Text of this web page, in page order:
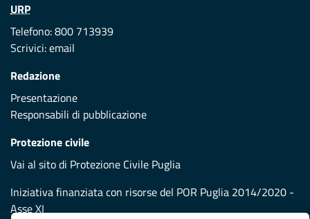
URP
Telefono: 800 713939
Scrivici:email
Redazione
Presentazione
Responsabili di pubblicazione
Protezione civile
Vai al sito di Protezione Civile Puglia
Iniziativa finanziata con risorse del POR Puglia 2014/2020 -
Asse XI